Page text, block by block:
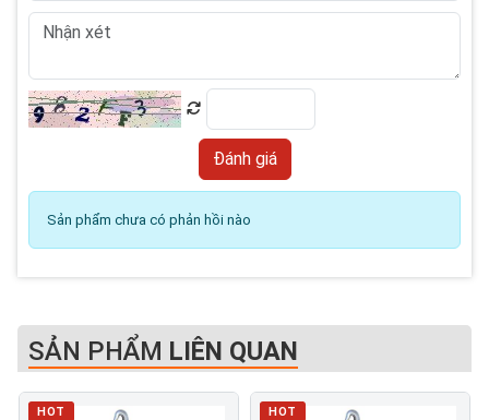
Sản phẩm chưa có phản hồi nào
SẢN PHẨM LIÊN QUAN
HOT HOT